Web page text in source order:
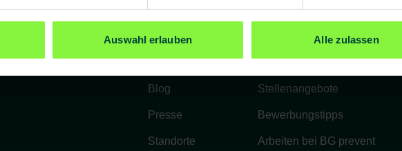
Auswahl erlauben Alle zulassen
Über uns
Blog
Presse
Standorte
Benefits
Stellenangebote
Bewerbungstipps
Arbeiten bei BG prevent